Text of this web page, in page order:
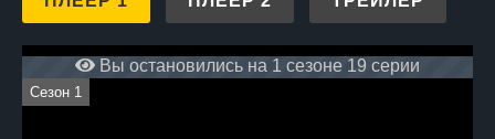
Вы остановились на 1 сезоне 19 серии
Сезон 1